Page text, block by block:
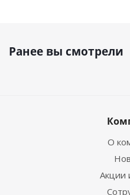
Ранее вы смотрели
О
Акции